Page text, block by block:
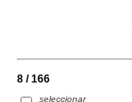
8 / 166
seleccionar